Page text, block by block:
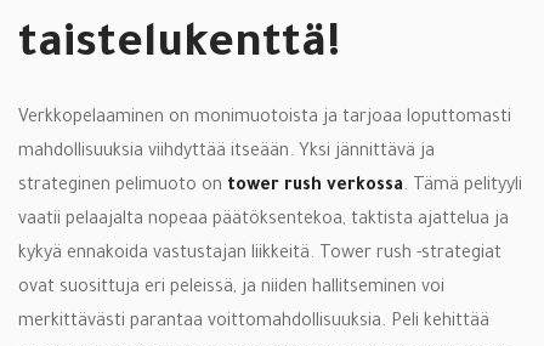
taistelukenttä!
Verkkopelaaminen on monimuotoista ja tarjoaa loputtomasti
mahdollisuuksia viihdyttää itseään. Yksi jännittävä ja
strateginen pelimuoto on tower rush verkossa. Tämä pelityyli
vaatii pelaajalta nopeaa päätöksentekoa, taktista ajattelua ja
kykyä ennakoida vastustajan liikkeitä. Tower rush -strategiat
ovat suosittuja eri peleissä, ja niiden hallitseminen voi
merkittävästi parantaa voittomahdollisuuksia. Peli kehittää